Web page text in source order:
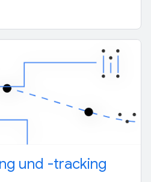
und -tracking